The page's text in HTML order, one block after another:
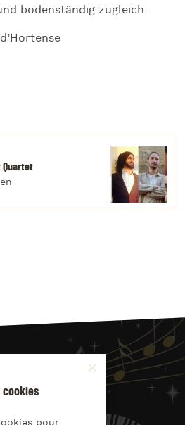
bodenständig zugleich.
Quartet
cookies